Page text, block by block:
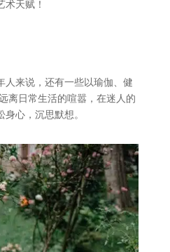
天赋！
人来说，还有一些以瑜伽、健
离日常生活的喧嚣，在迷人的
心，沉思默想。